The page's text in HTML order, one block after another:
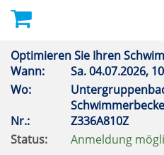
Optimieren Sie Ihren
Wann:
Sa.04.07.2026,
Wo:
Nr.:
Z336A810Z
Status:
Anmeldung